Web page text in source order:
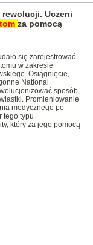
Uczeni
za pomocą
się zarejestrować
w zakresie
Osiągnięcie,
National
sposób,
Promieniowanie
medycznego po
tego typu
który za jego pomocą